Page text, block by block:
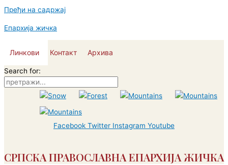
Пређи на садржај
Епархија жичка
Линкови Контакт Архива
Search for:
Facebook Twitter Instagram Youtube
СРПСКА ПРАВОСЛАВНА ЕПАРХИЈА ЖИЧКА